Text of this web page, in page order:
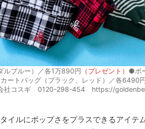
ルブルー）／各1万890円 （プレゼント） ●ボ
ートバッグ（ブラック、レッド）／各
社コスギ 0120-298-454 https://
イルにポップさをプラスできるアイテ